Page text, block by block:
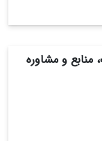
و مشاوره